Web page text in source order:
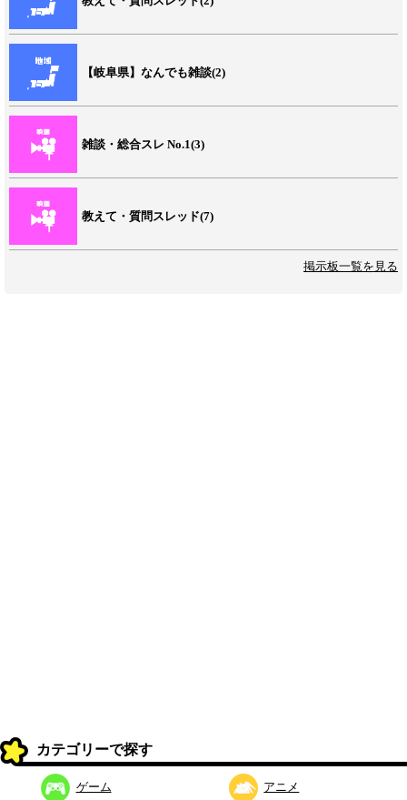
【岐阜県】なんでも雑談(2)
雑談・総合スレ No.1(3)
教えて・質問スレッド(7)
掲示板一覧を見る
カテゴリーで探す
ゲーム アニメ